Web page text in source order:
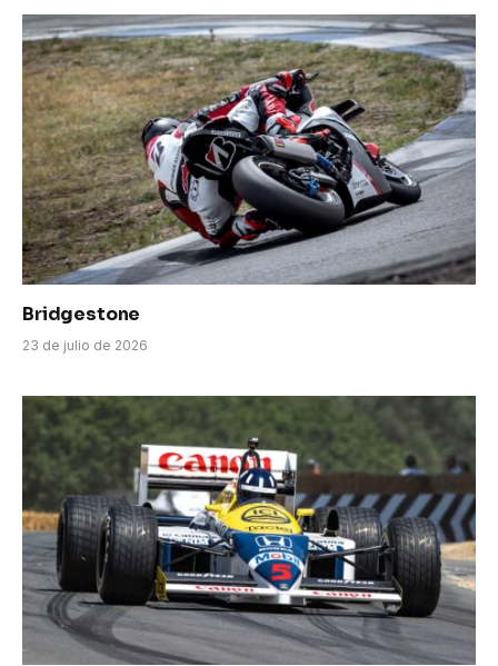
Bridgestone
23 de julio de 2026